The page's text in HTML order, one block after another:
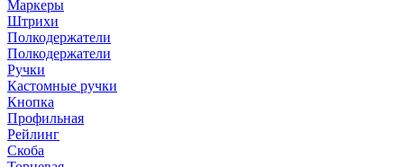
Маркеры
Штрихи
Полкодержатели
Полкодержатели
Ручки
Кастомные ручки
Кнопка
Профильная
Рейлинг
Скоба